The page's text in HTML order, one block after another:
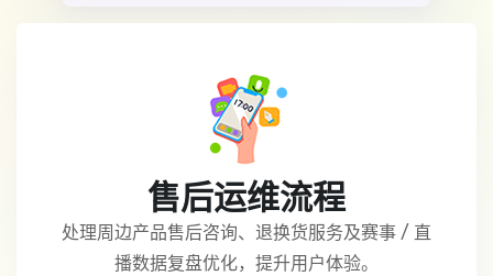
售后运维流程
处理周边产品售后咨询、退换货服务及赛事 / 直
播数据复盘优化，提升用户体验。